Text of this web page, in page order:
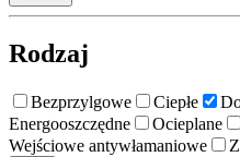
Rodzaj
Bezprzylgowe Ciepłe
Energooszczędne
Ocieplane
Wejściowe antywłamaniowe